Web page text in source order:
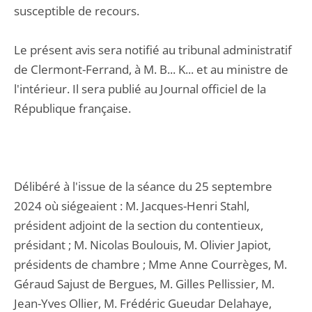
susceptible de recours.
Le présent avis sera notifié au tribunal administratif
de Clermont-Ferrand, à M. B... K... et au ministre de
l'intérieur. Il sera publié au Journal officiel de la
République française.
Délibéré à l'issue de la séance du 25 septembre
2024 où siégeaient : M. Jacques-Henri Stahl,
président adjoint de la section du contentieux,
présidant ; M. Nicolas Boulouis, M. Olivier Japiot,
présidents de chambre ; Mme Anne Courrèges, M.
Géraud Sajust de Bergues, M. Gilles Pellissier, M.
Jean-Yves Ollier, M. Frédéric Gueudar Delahaye,